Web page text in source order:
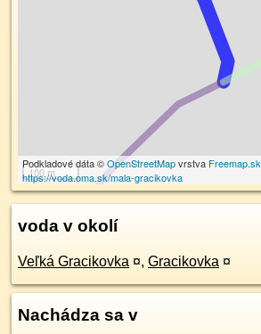
100 m
Podkladové dáta ©OpenStreetMapvrstva Freemap.sk
https://voda.oma.sk/mala-gracikovka
voda v okolí
Veľká Gracikovka ¤, Gracikovka ¤
Nachádza sa v